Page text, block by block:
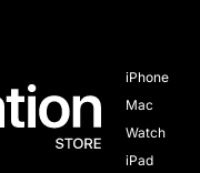
iPhone
Mac
Watch
iPad